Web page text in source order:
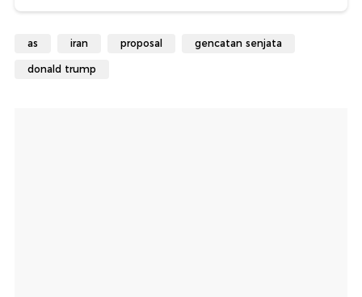
as iran proposal gencatan senjata
donald trump